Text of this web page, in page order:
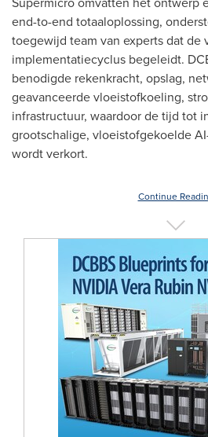
end-to-end totaaloplossing,
toegewijd team van experts dat de
implementatiecyclus begeleidt.
benodigde rekenkracht, opslag,
geavanceerde vloeistofkoeling,
infrastructuur, waardoor de tijd tot
grootschalige, vloeistofgekoelde
wordt verkort.
Continue